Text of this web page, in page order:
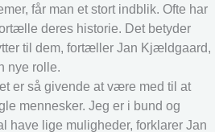
får man et stort indblik. Ofte har
deres historie. Det betyder
til dem, fortæller Jan Kjældgaard,
nye rolle.
er så givende at være med til at
mennesker. Jeg er i bund og
have lige muligheder, forklarer Jan